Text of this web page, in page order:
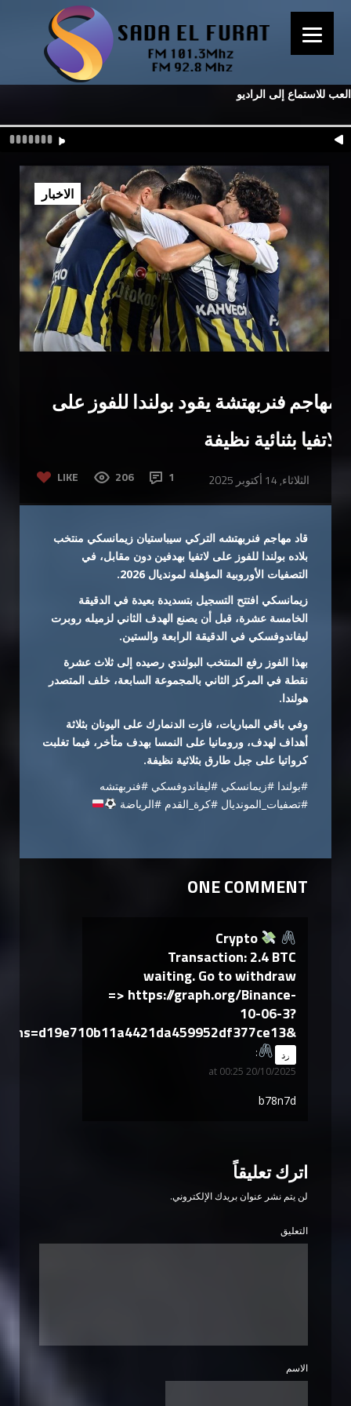
العب للاستماع إلى الراديو
مهاجم فنربهتشة يقود بولندا للفوز على
لاتفيا بثنائية نظيفة
LIKE 206 1 الثلاثاء, 14 أكتوبر 2025
الاخبار
قاد مهاجم فنربهتشه التركي سيباستيان زيمانسكي منتخب
بلاده بولندا للفوز على لاتفيا بهدفين دون مقابل، في
التصفيات الأوروبية المؤهلة لمونديال 2026.
زيمانسكي افتتح التسجيل بتسديدة بعيدة في الدقيقة
الخامسة عشرة، قبل أن يصنع الهدف الثاني لزميله روبرت
ليفاندوفسكي في الدقيقة الرابعة والستين.
بهذا الفوز رفع المنتخب البولندي رصيده إلى ثلاث عشرة
نقطة في المركز الثاني بالمجموعة السابعة، خلف المتصدر
هولندا.
وفي باقي المباريات، فازت الدنمارك على اليونان بثلاثة
أهداف لهدف، ورومانيا على النمسا بهدف متأخر، فيما تغلبت
كرواتيا على جبل طارق بثلاثية نظيفة.
#بولندا #زيمانسكي #ليفاندوفسكي #فنربهتشه
#تصفيات_المونديال #كرة_القدم #الرياضة
ONE COMMENT
Crypto
Transaction: 2.4 BTC
waiting. Go to withdraw
=> https://graph.org/Binance-
10-06-3?
hs=d19e710b11a4421da459952df377ce13&
says:
20/10/2025 at 00:25
رد
b78n7d
اترك تعليقاً
لن يتم نشر عنوان بريدك الإلكتروني.
التعليق
الاسم